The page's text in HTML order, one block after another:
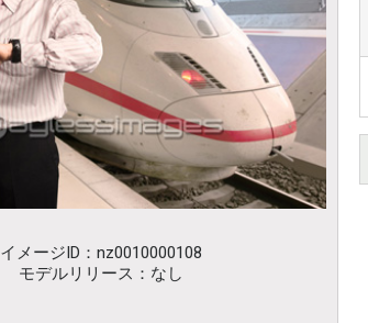
イメージID：nz0010000108
モデルリリース：なし